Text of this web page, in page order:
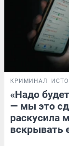
КРИМИНАЛ
«Надо
— мы это
раскусила
вскрывать